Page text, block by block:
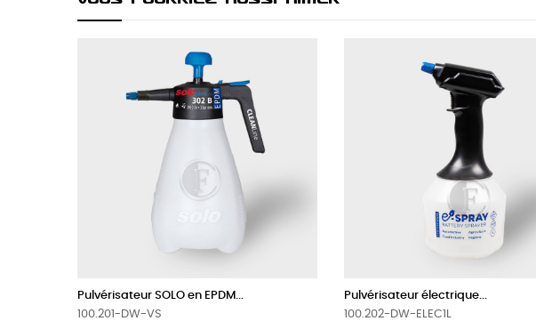
Pulvérisateur électrique...
100.202-DW-ELEC1L
Tête de pulvérisateur
100.215-DW-DSN